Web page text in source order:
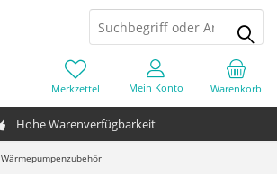
Hohe Warenverfügbarkeit
Warenkorb
Merkzettel Mein Konto
Wärmepumpenzubehör